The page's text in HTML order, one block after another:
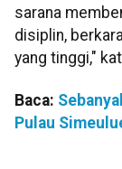
sarana
disiplin,
yang tinggi,"
Baca:
Pulau